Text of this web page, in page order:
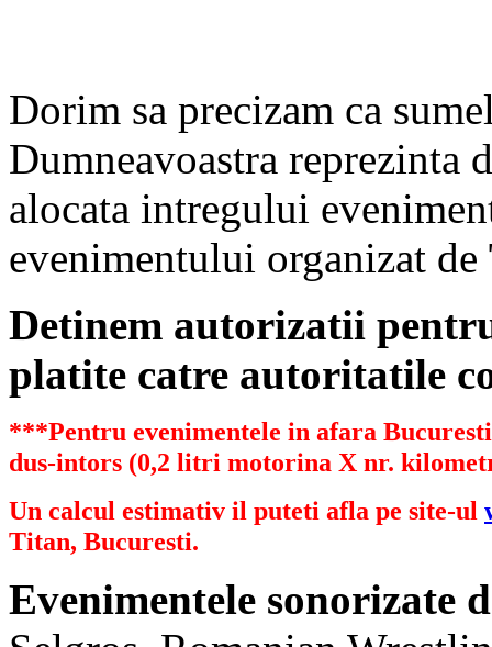
Dorim sa precizam ca
Dumneavoastra reprezinta
alocata intregului
evenimentului organizat de
Detinem autorizatii
platite catre autoritatile
***Pentru evenimentele in afara
dus-intors (0,2 litri motorina X nr.
Un calcul estimativ il puteti afla pe site-ul
Titan, Bucuresti.
Evenimentele sonorizate